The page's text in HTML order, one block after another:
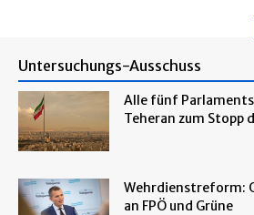
Untersuchungs-Ausschuss
Alle fünf
Teheran zum Stopp
Wehrdienstreform:
an FPÖ und Grüne